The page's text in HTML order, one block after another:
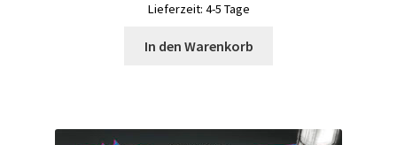
Lieferzeit: 4-5 Tage
In den Warenkorb